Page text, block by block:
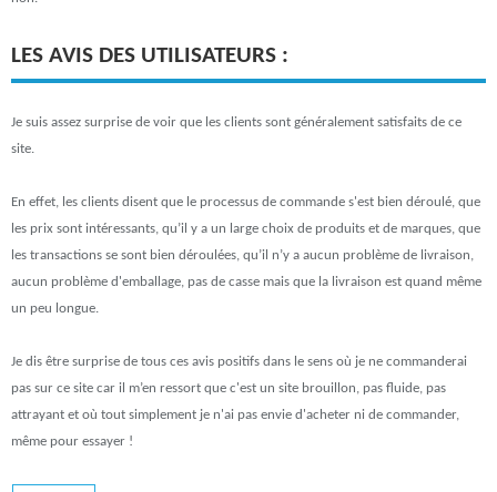
LES AVIS DES UTILISATEURS :
Je suis assez surprise de voir que les clients sont généralement satisfaits de ce
site.
En effet, les clients disent que le processus de commande s'est bien déroulé, que
les prix sont intéressants, qu’il y a un large choix de produits et de marques, que
les transactions se sont bien déroulées, qu’il n’y a aucun problème de livraison,
aucun problème d'emballage, pas de casse mais que la livraison est quand même
un peu longue.
Je dis être surprise de tous ces avis positifs dans le sens où je ne commanderai
pas sur ce site car il m’en ressort que c'est un site brouillon, pas fluide, pas
attrayant et où tout simplement je n'ai pas envie d'acheter ni de commander,
même pour essayer !